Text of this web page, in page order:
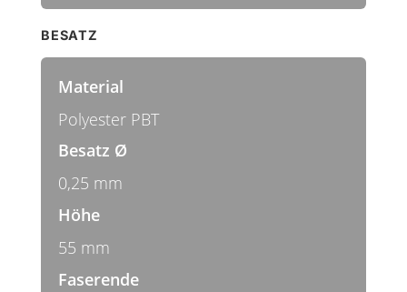
BESATZ
Material
Polyester PBT
Besatz Ø
0,25 mm
Höhe
55 mm
Faserende